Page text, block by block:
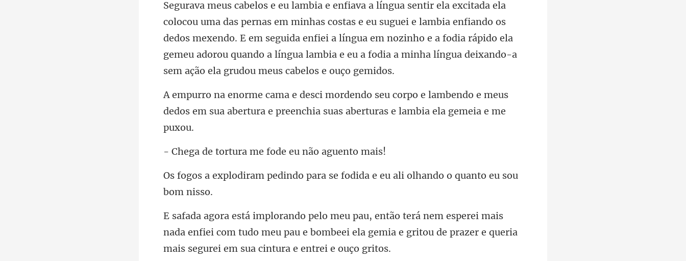
e eu suguei e lambia enfiando os
dedos mexendo. E em seguida enfiei a língua em nozinho e a fodia rápido ela
gemeu
o e lambendo e meus
dedos em sua abertura e preenc
ura me fode eu
para se fodida e eu ali olha
mais
nada enfiei com tudo meu pau e bombeei ela gemia e gritou de